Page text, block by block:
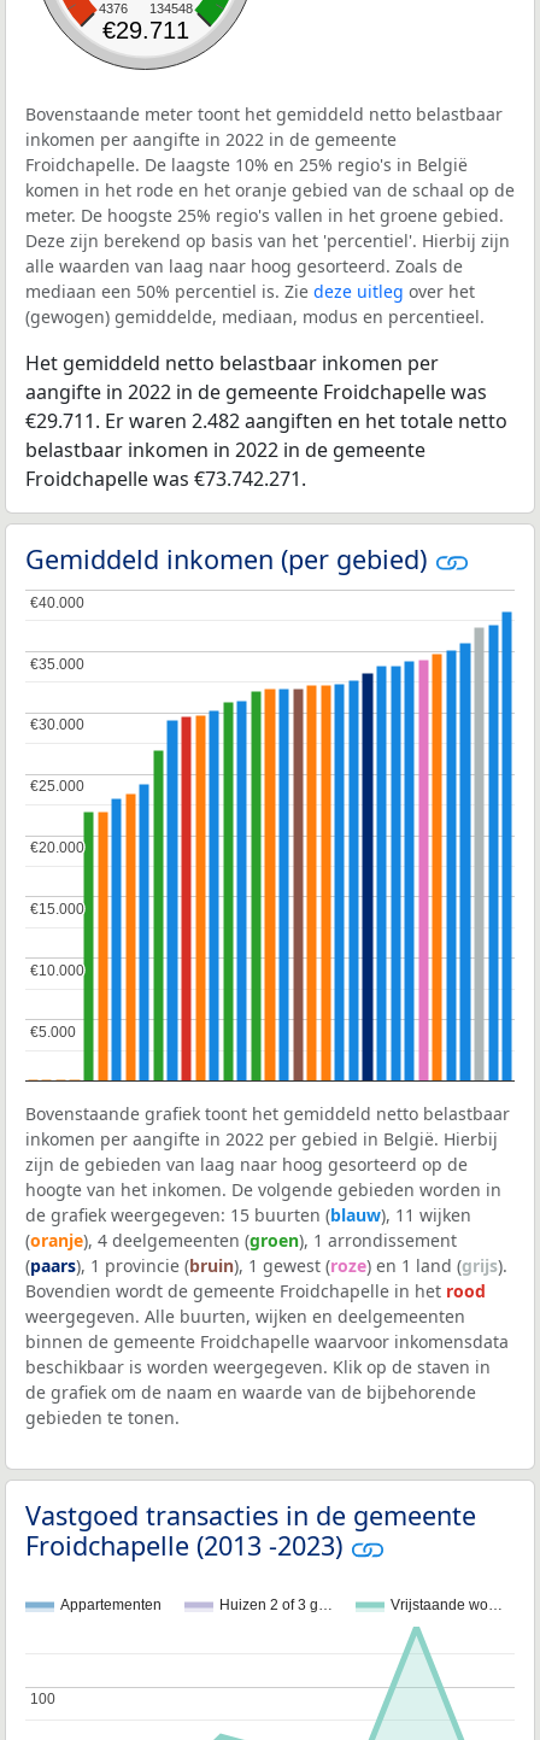
4376 134548
€29.711
Bovenstaande meter toont het gemiddeld netto belastbaar
inkomen per aangifte in 2022 in de gemeente
Froidchapelle. De laagste 10% en 25% regio's in België
komen in het rode en het oranje gebied van de schaal op de
meter. De hoogste 25% regio's vallen in het groene gebied.
Deze zijn berekend op basis van het 'percentiel'. Hierbij zijn
alle waarden van laag naar hoog gesorteerd. Zoals de
mediaan een 50% percentiel is. Zie deze uitleg over het
(gewogen) gemiddelde, mediaan, modus en percentieel.
Het gemiddeld netto belastbaar inkomen per
aangifte in 2022 in de gemeente Froidchapelle was
€29.711. Er waren 2.482 aangiften en het totale netto
belastbaar inkomen in 2022 in de gemeente
Froidchapelle was €73.742.271.
Gemiddeld inkomen (per gebied)
€5.000
€5.000
€10.000
€10.000
€15.000
€15.000
€20.000
€20.000
€25.000
€25.000
€30.000
€30.000
€35.000
€35.000
€40.000
€40.000
Bovenstaande grafiek toont het gemiddeld netto belastbaar
inkomen per aangifte in 2022 per gebied in België. Hierbij
zijn de gebieden van laag naar hoog gesorteerd op de
hoogte van het inkomen. De volgende gebieden worden in
de grafiek weergegeven: 15 buurten (blauw), 11 wijken
(oranje), 4 deelgemeenten (groen), 1 arrondissement
(paars), 1 provincie (bruin), 1 gewest (roze) en 1 land (grijs).
Bovendien wordt de gemeente Froidchapelle in het rood
weergegeven. Alle buurten, wijken en deelgemeenten
binnen de gemeente Froidchapelle waarvoor inkomensdata
beschikbaar is worden weergegeven. Klik op de staven in
de grafiek om de naam en waarde van de bijbehorende
gebieden te tonen.
Vastgoed transacties in de gemeente
Froidchapelle (2013 -2023)
Appartementen Huizen 2 of 3 g… Vrijstaande wo…
100
100